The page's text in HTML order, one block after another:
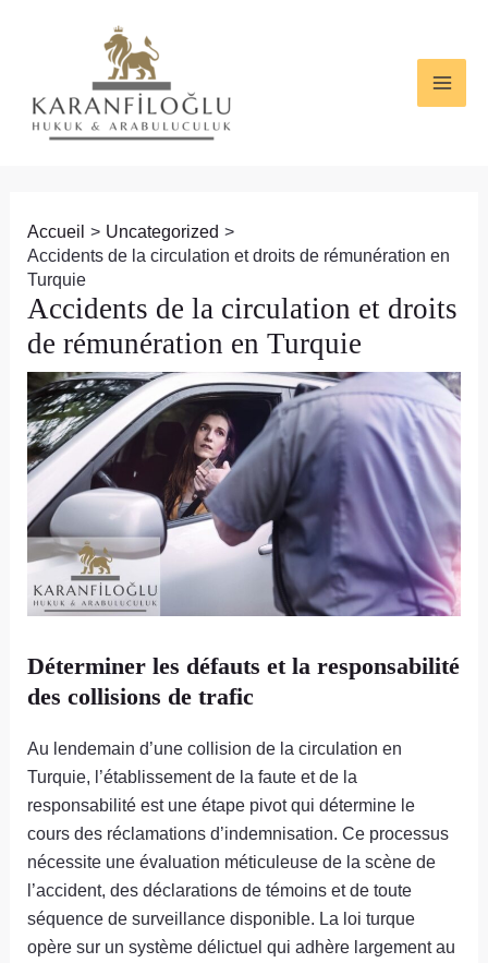
Accueil
Uncategorized
Accidents de la circulation et droits de rémunération en
Turquie
Accidents de la circulation et droits
de rémunération en Turquie
Déterminer les défauts et la responsabilité
des collisions de trafic
Au lendemain d’une collision de la circulation en
Turquie, l’établissement de la faute et de la
responsabilité est une étape pivot qui détermine le
cours des réclamations d’indemnisation. Ce processus
nécessite une évaluation méticuleuse de la scène de
l’accident, des déclarations de témoins et de toute
séquence de surveillance disponible. La loi turque
opère sur un système délictuel qui adhère largement au